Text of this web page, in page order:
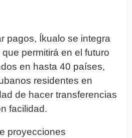
pagos, Íkualo se integra
permitirá en el futuro
en hasta 40 países,
residentes en
de hacer transferencias
facilidad.
proyecciones